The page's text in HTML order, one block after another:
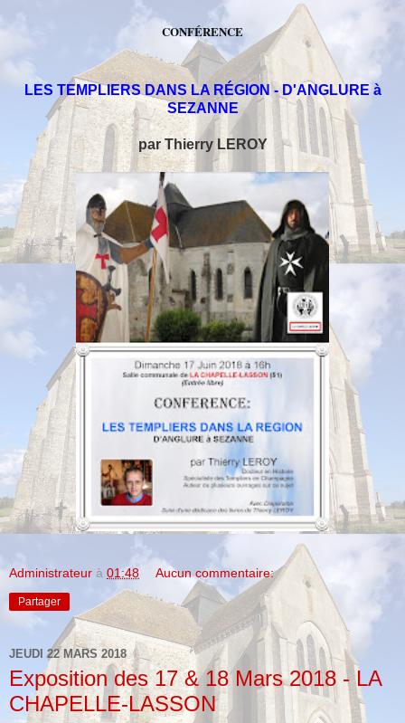
CONFÉRENCE
LES TEMPLIERS DANS LA RÉGION - D'ANGLURE à
SEZANNE
par Thierry LEROY
Administrateur à 01:48 Aucun commentaire:
Partager
JEUDI 22 MARS 2018
Exposition des 17 & 18 Mars 2018 - LA
CHAPELLE-LASSON